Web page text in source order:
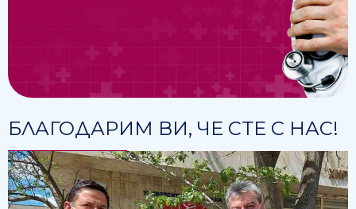
БЛАГОДАРИМ ВИ, ЧЕ СТЕ С НАС!